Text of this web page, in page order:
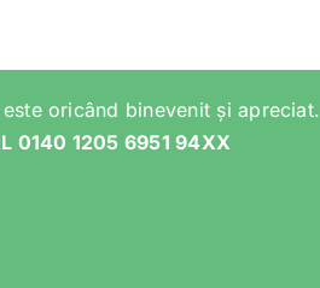
oricând binevenit și apreciat.
0140 1205 6951 94XX